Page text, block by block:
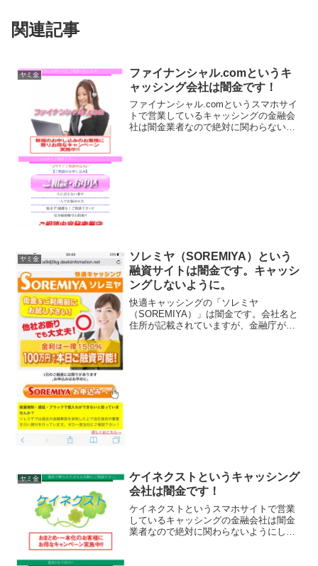
関連記事
ヤミ金
ファイナンシャル.comというキ
ャッシング会社は闇金です！
ファイナンシャル.comというスマホサイ
トで営業しているキャッシングの金融会
社は闇金業者なので絶対に関わらないよ
ヤミ金
ソレミヤ（SOREMIYA）という
融資サイトは闇金です。キャッシ
ングしないように。
快適キャッシングの「ソレミヤ
（SOREMIYA）」は闇金です。会社名と
住所が記載されていますが、金融庁が定
ヤミ金
ケイネクストというキャッシング
会社は闇金です！
ケイネクストというスマホサイトで営業
しているキャッシングの金融会社は闇金
業者なので絶対に関わらないようにして